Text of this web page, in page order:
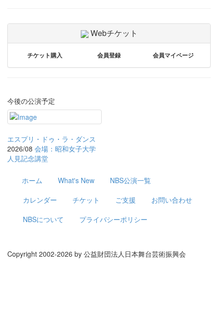
Webチケット
チケット購入 会員登録 会員マイページ
今後の公演予定
エスプリ・ドゥ・ラ・ダンス
2026/08 会場：昭和女子大学
人見記念講堂
ホーム What's New
NBS公演一覧
カレンダー
チケット ご支援
お問い合わせ
NBSについて
プライバシーポリシー
Copyright 2002-2026 by 公益財団法人日本舞台芸術振興会